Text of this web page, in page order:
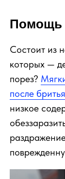
Помощь
Состоит из
которых —
порез?
после
низкое